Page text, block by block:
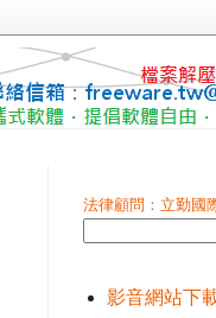
法律顧問：立勤國
影音網站下